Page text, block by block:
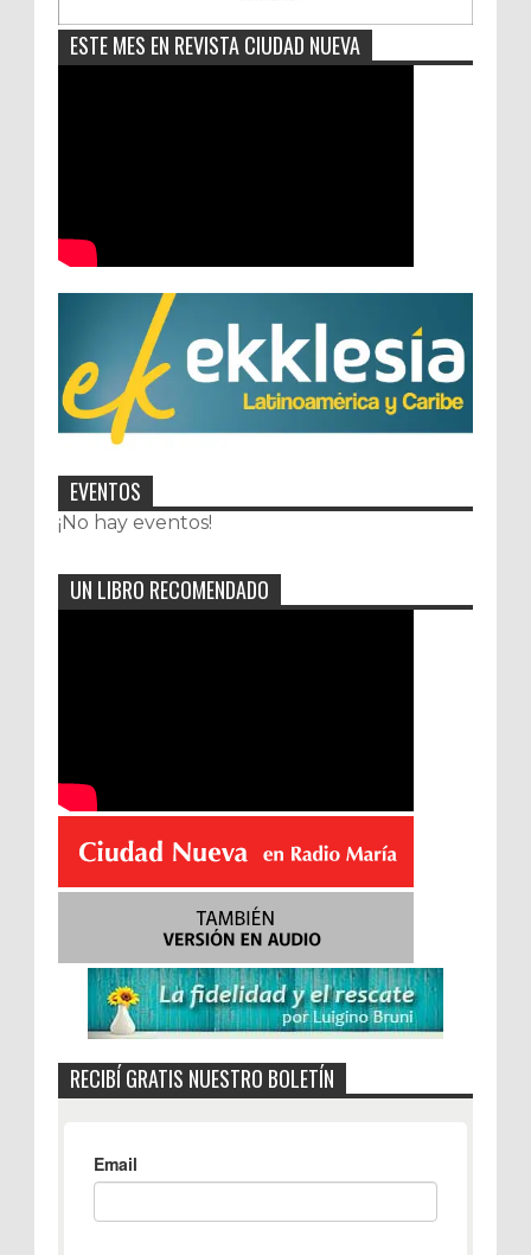
ESTE MES EN REVISTA CIUDAD NUEVA
EVENTOS
¡No hay eventos!
UN LIBRO RECOMENDADO
RECIBÍ GRATIS NUESTRO BOLETÍN